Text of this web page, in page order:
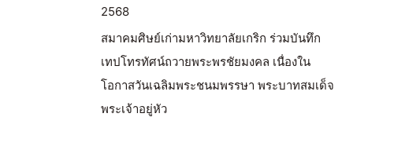
2568
สมาคมศิษย์เก่ามหาวิทยาลัยเกริก ร่วมบันทึก
เทปโทรทัศน์ถวายพระพรชัยมงคล เนื่องใน
โอกาสวันเฉลิมพระชนมพรรษา พระบาทสมเด็จ
พระเจ้าอยู่หัว